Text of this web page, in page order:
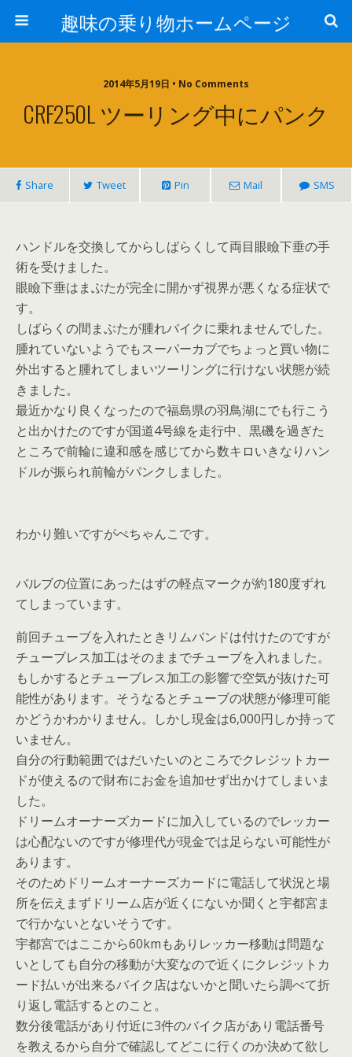
趣味の乗り物ホームページ
2014年5月19日 • No Comments
CRF250L ツーリング中にパンク
Share Tweet Pin Mail SMS
ハンドルを交換してからしばらくして両目眼瞼下垂の手
術を受けました。
眼瞼下垂はまぶたが完全に開かず視界が悪くなる症状で
す。
しばらくの間まぶたが腫れバイクに乗れませんでした。
腫れていないようでもスーパーカブでちょっと買い物に
外出すると腫れてしまいツーリングに行けない状態が続
きました。
最近かなり良くなったので福島県の羽鳥湖にでも行こう
と出かけたのですが国道4号線を走行中、黒磯を過ぎた
ところで前輪に違和感を感じてから数キロいきなりハン
ドルが振られ前輪がパンクしました。
わかり難いですがぺちゃんこです。
バルブの位置にあったはずの軽点マークが約180度ずれ
てしまっています。
前回チューブを入れたときリムバンドは付けたのですが
チューブレス加工はそのままでチューブを入れました。
もしかするとチューブレス加工の影響で空気が抜けた可
能性があります。そうなるとチューブの状態が修理可能
かどうかわかりません。しかし現金は6,000円しか持って
いません。
自分の行動範囲ではだいたいのところでクレジットカー
ドが使えるので財布にお金を追加せず出かけてしまいま
した。
ドリームオーナーズカードに加入しているのでレッカー
は心配ないのですが修理代が現金では足らない可能性が
あります。
そのためドリームオーナーズカードに電話して状況と場
所を伝えまずドリーム店が近くにないか聞くと宇都宮ま
で行かないとないそうです。
宇都宮ではここから60kmもありレッカー移動は問題な
いとしても自分の移動が大変なので近くにクレジットカ
ード払いが出来るバイク店はないかと聞いたら調べて折
り返し電話するとのこと。
数分後電話があり付近に3件のバイク店があり電話番号
を教えるから自分で確認してどこに行くのか決めて欲し